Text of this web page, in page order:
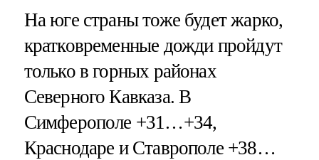
На юге страны тоже будет жарко,
кратковременные дожди пройдут
только в горных районах
Северного Кавказа. В
Симферополе +31…+34,
Краснодаре и Ставрополе +38…